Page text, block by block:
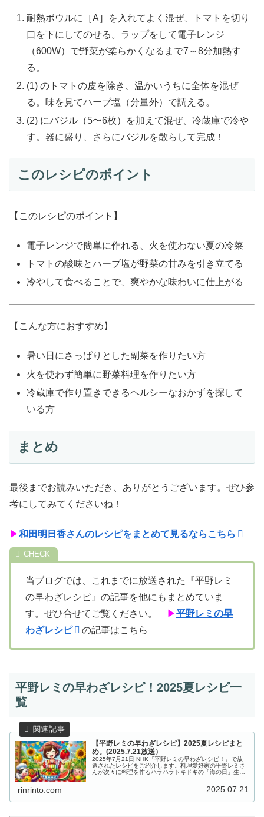
耐熱ボウルに［A］を入れてよく混ぜ、トマトを切り
口を下にしてのせる。ラップをして電子レンジ
（600W）で野菜が柔らかくなるまで7～8分加熱す
る。
(1) のトマトの皮を除き、温かいうちに全体を混ぜ
る。味を見てハーブ塩（分量外）で調える。
(2) にバジル（5〜6枚）を加えて混ぜ、冷蔵庫で冷や
す。器に盛り、さらにバジルを散らして完成！
このレシピのポイント
【このレシピのポイント】
電子レンジで簡単に作れる、火を使わない夏の冷菜
トマトの酸味とハーブ塩が野菜の甘みを引き立てる
冷やして食べることで、爽やかな味わいに仕上がる
【こんな方におすすめ】
暑い日にさっぱりとした副菜を作りたい方
火を使わず簡単に野菜料理を作りたい方
冷蔵庫で作り置きできるヘルシーなおかずを探して
いる方
まとめ
最後までお読みいただき、ありがとうございます。ぜひ参
考にしてみてくださいね！
▶和田明日香さんのレシピをまとめて見るならこちら
当ブログでは、これまでに放送された『平野レミ
の早わざレシピ』の記事を他にもまとめていま
す。ぜひ合せてご覧ください。
▶平野レミの早
わざレシピ
の記事はこちら
平野レミの早わざレシピ！2025夏レシピ一
覧
【平野レミの早わざレシピ】2025夏レシピまと
め。(2025.7.21放送）
2025年7月21日 NHK『平野レミの早わざレシピ！』で放
送されたレシピをご紹介します。料理愛好家の平野レミさ
んが次々に料理を作るハラハラドキドキの「海の日」生放
rinrinto.com 2025.07.21